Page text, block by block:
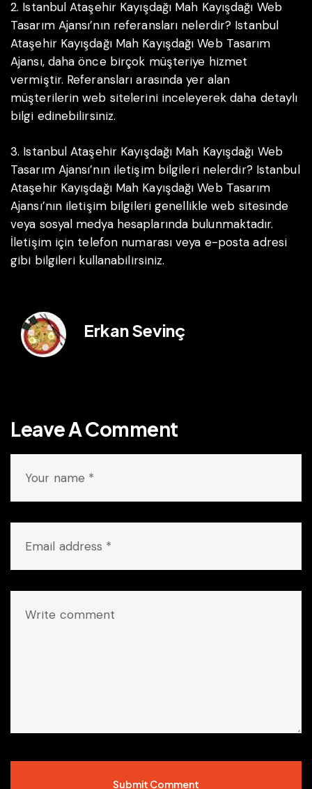
2. Istanbul Ataşehir Kayışdağı Mah Kayışdağı Web
Tasarım Ajansı’nın referansları nelerdir? Istanbul
Ataşehir Kayışdağı Mah Kayışdağı Web Tasarım
Ajansı, daha önce birçok müşteriye hizmet
vermiştir. Referansları arasında yer alan
müşterilerin web sitelerini inceleyerek daha detaylı
bilgi edinebilirsiniz.
3. Istanbul Ataşehir Kayışdağı Mah Kayışdağı Web
Tasarım Ajansı’nın iletişim bilgileri nelerdir?Istanbul
Ataşehir Kayışdağı Mah Kayışdağı Web Tasarım
Ajansı’nın iletişim bilgileri genellikle web sitesinde
veya sosyal medya hesaplarında bulunmaktadır.
İletişim için telefon numarası veya e-posta adresi
gibi bilgileri kullanabilirsiniz.
Erkan Sevinç
Leave A Comment
Submit Comment